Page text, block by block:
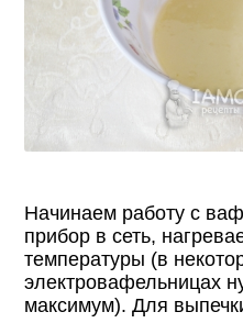
Начинаем работу с
прибор в сеть,
температуры (в
электровафельницах
максимум). Для